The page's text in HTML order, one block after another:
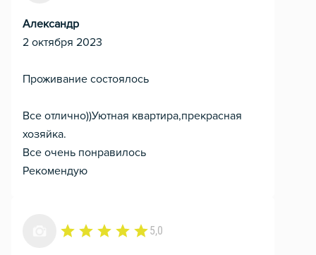
Александр
2 октября 2023
Проживание состоялось
Все отлично))Уютная квартира,прекрасная
хозяйка.
Все очень понравилось
Рекомендую
5,0